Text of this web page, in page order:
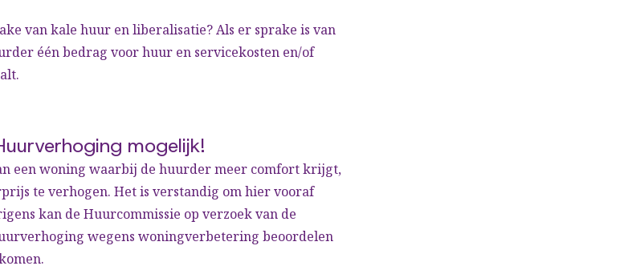
van kale huur en liberalisatie? Als er sprake is van
één bedrag voor huur en servicekosten en/of
mogelijk!
een woning waarbij de huurder meer comfort krijgt,
te verhogen. Het is verstandig om hier vooraf
kan de Huurcommissie op verzoek van de
wegens woningverbetering beoordelen